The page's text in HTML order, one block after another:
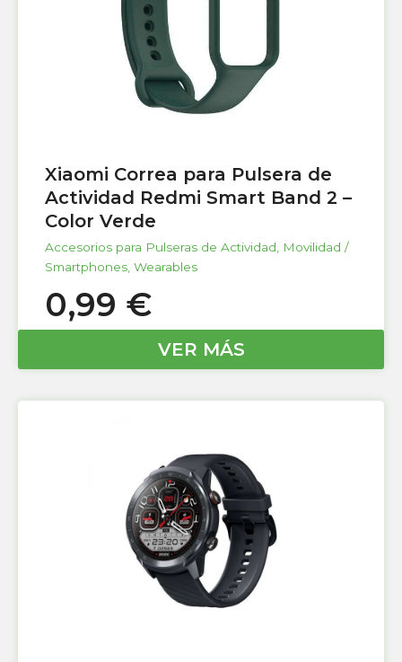
Xiaomi Correa para Pulsera de
Actividad Redmi Smart Band 2 –
Color Verde
Accesorios para Pulseras de Actividad
Movilidad /
Smartphones Wearables
0,99 €
VER MÁS